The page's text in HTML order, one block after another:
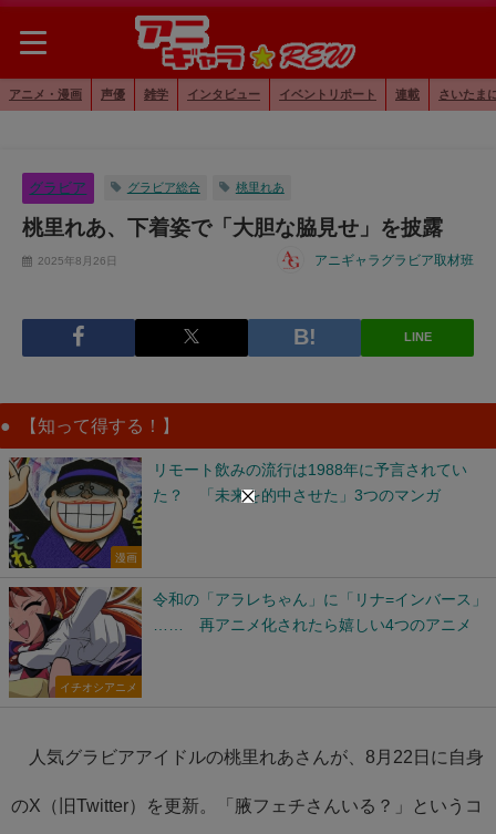
アニメ・漫画 声優 雑学 インタビュー イベントリポート 連載 さいたま
グラビア グラビア総合 桃里れあ
桃里れあ、下着姿で「大胆な脇見せ」を披露
2025年8月26日 アニギャラグラビア取材班
LINE
【知って得する！】
漫画
リモート飲みの流行は1988年に予言されてい
た？ 「未来を的中させた」3つのマンガ
イチオシアニメ
令和の「アラレちゃん」に「リナ=インバース」
…… 再アニメ化されたら嬉しい4つのアニメ
人気グラビアアイドルの桃里れあさんが、8月22日に自身
のX（旧Twitter）を更新。「腋フェチさんいる？」というコ